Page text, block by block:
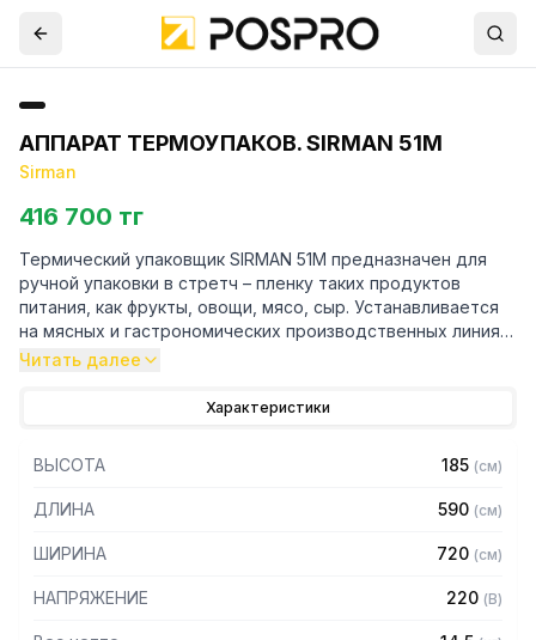
АППАРАТ ТЕРМОУПАКОВ. SIRMAN 51М
Sirman
416 700 тг
Термический упаковщик SIRMAN 51М предназначен для
ручной упаковки в стретч – пленку таких продуктов
питания, как фрукты, овощи, мясо, сыр. Устанавливается
на мясных и гастрономических производственных линиях
в магазинах. Состоит из корпуса, горячей поверхности,
пленки. Обеспечивает продукты быстрым и
Особенности:
– Корпус из нержавеющей стали
тефлоновым покрытием
Читать далее
Характеристики
ВЫСОТА 185 (см)
ДЛИНА 590 (см)
ШИРИНА 720 (см)
НАПРЯЖЕНИЕ 220 (В)